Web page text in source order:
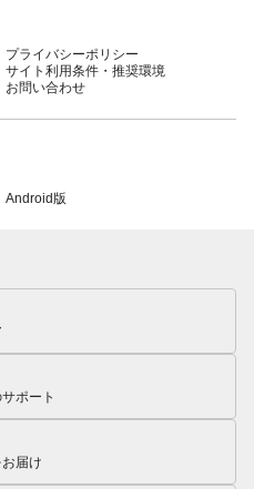
プライバシーポリシー
サイト利用条件・推奨環境
お問い合わせ
Android版
ポート
届け